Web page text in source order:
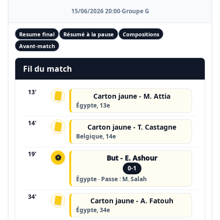
15/06/2026 20:00·Groupe G
Resume final Résumé à la pause
Compositions
Avant-match
Fil du match
13' Carton jaune - M. Attia
Égypte, 13e
14' Carton jaune - T. Castagne
Belgique, 14e
19' ⚽ But - E. Ashour
0-1
Égypte · Passe : M. Salah
34' Carton jaune - A. Fatouh
Égypte, 34e